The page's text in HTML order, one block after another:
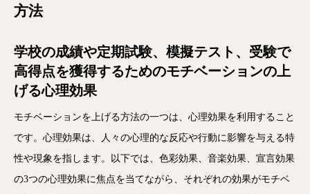
方法
学校の成績や定期試験、模擬テスト、受験で
高得点を獲得するためのモチベーションの上
げる心理効果
モチベーションを上げる方法の一つは、心理効果を利用すること
です。心理効果は、人々の心理的な反応や行動に影響を与える特
性や現象を指します。以下では、色彩効果、音楽効果、宣言効果
の3つの心理効果に焦点を当てながら、それぞれの効果がモチベ